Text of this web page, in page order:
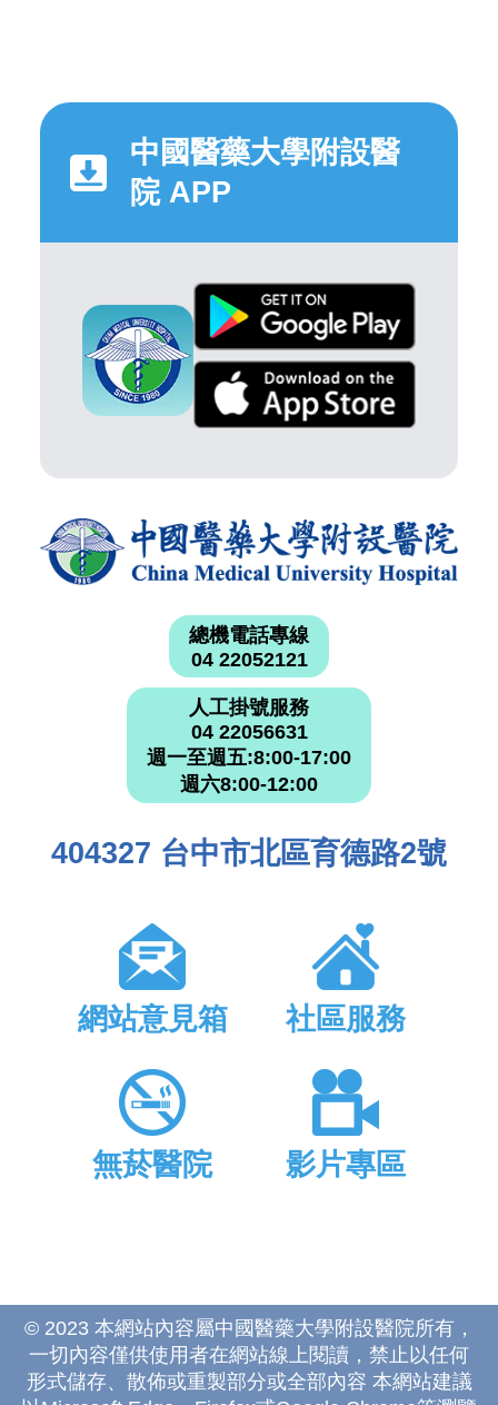
中國醫藥大學附設醫
院 APP
總機電話專線
04 22052121
人工掛號服務
04 22056631
週一至週五:8:00-17:00
週六8:00-12:00
404327 台中市北區育德路2號
網站意見箱 社區服務
無菸醫院 影片專區
© 2023 本網站內容屬中國醫藥大學附設醫院所有，
一切內容僅供使用者在網站線上閱讀，禁止以任何
形式儲存、散佈或重製部分或全部內容 本網站建議